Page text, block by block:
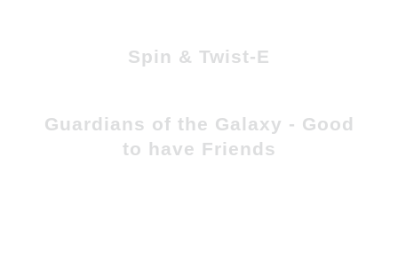
Spin & Twist-E
Guardians of the Galaxy - Good
to have Friends